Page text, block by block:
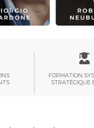
FORMATION
STRATÉGIQUE